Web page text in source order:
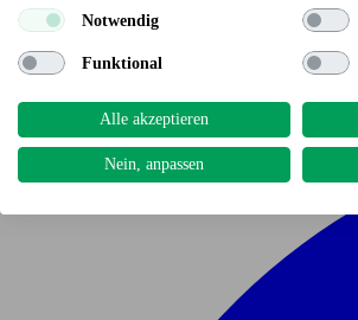
Notwendig
Funktional
Alle akzeptieren
Nein, anpassen